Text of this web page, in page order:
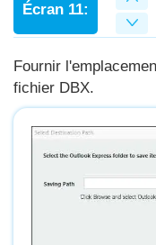
Écran 11:
Fournir
fichier DBX.